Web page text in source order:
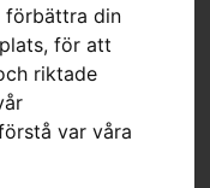
förbättra din
för att
riktade
var våra